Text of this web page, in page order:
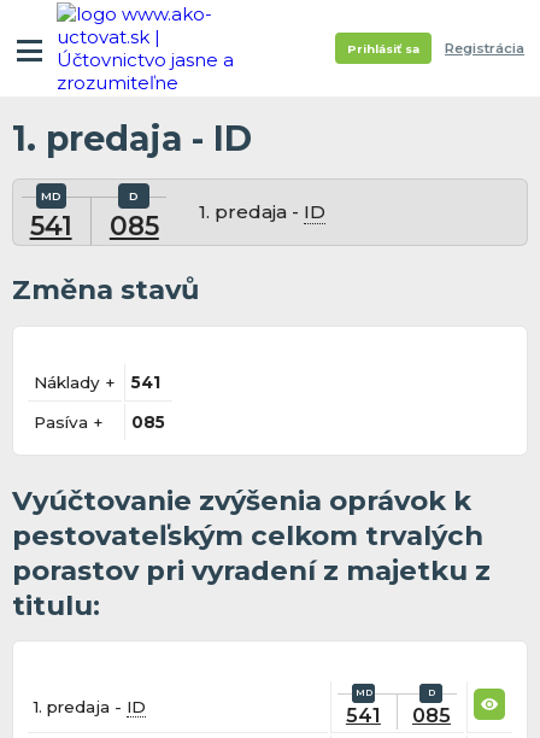
Prihlásiť sa Registrácia
1. predaja - ID
541 085 1. predaja - ID
Změna stavů
Náklady + 541
Pasíva + 085
Vyúčtovanie zvýšenia oprávok k
pestovateľským celkom trvalých
porastov pri vyradení z majetku z
titulu:
1. predaja - ID 541 085